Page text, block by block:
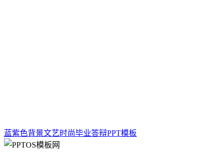
蓝紫色背景文艺时尚毕业答辩PPT模板